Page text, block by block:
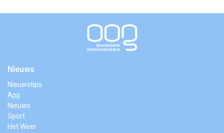
Nieuws
Nieuwstips
App
Nieuws
Sport
Het Weer